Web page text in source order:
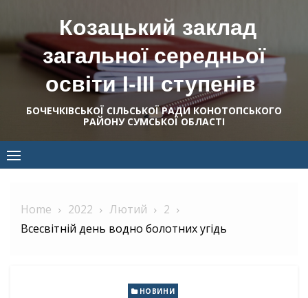
content
Козацький заклад
загальної середньої
освіти І-ІІІ ступенів
БОЧЕЧКІВСЬКОЇ СІЛЬСЬКОЇ РАДИ КОНОТОПСЬКОГО
РАЙОНУ СУМСЬКОЇ ОБЛАСТІ
Home 2022 Лютий
2
Всесвітній день водно болотних угідь
НОВИНИ